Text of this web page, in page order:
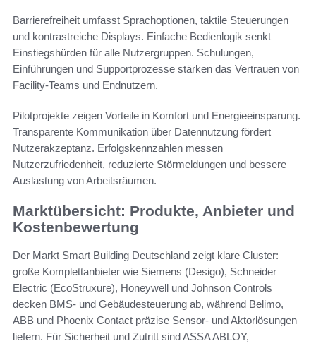
Barrierefreiheit umfasst Sprachoptionen, taktile Steuerungen
und kontrastreiche Displays. Einfache Bedienlogik senkt
Einstiegshürden für alle Nutzergruppen. Schulungen,
Einführungen und Supportprozesse stärken das Vertrauen von
Facility-Teams und Endnutzern.
Pilotprojekte zeigen Vorteile in Komfort und Energieeinsparung.
Transparente Kommunikation über Datennutzung fördert
Nutzerakzeptanz. Erfolgskennzahlen messen
Nutzerzufriedenheit, reduzierte Störmeldungen und bessere
Auslastung von Arbeitsräumen.
Marktübersicht: Produkte, Anbieter und
Kostenbewertung
Der Markt Smart Building Deutschland zeigt klare Cluster:
große Komplettanbieter wie Siemens (Desigo), Schneider
Electric (EcoStruxure), Honeywell und Johnson Controls
decken BMS- und Gebäudesteuerung ab, während Belimo,
ABB und Phoenix Contact präzise Sensor- und Aktorlösungen
liefern. Für Sicherheit und Zutritt sind ASSA ABLOY,